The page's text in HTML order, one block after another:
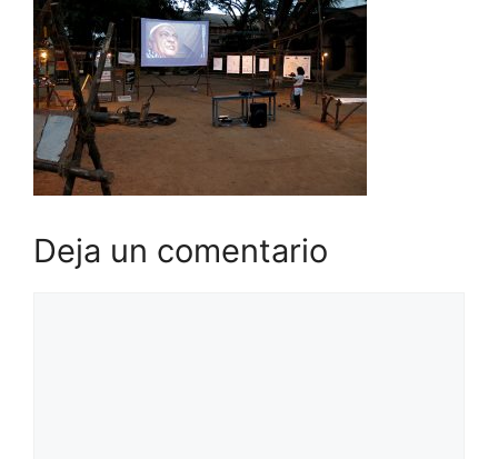
Deja un comentario